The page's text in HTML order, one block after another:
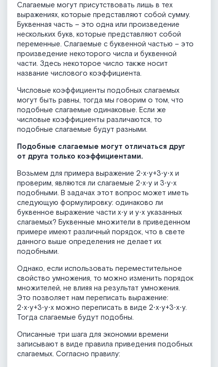
Слагаемые могут присутствовать лишь в тех
выражениях, которые представляют собой сумму.
Буквенная часть – это одна или произведение
нескольких букв, которые представляют собой
переменные. Слагаемые с буквенной частью – это
произведение некоторого числа и буквенной
части. Здесь некоторое число также носит
название числового коэффициента.
Числовые коэффициенты подобных слагаемых
могут быть равны, тогда мы говорим о том, что
подобные слагаемые одинаковые. Если же
числовые коэффициенты различаются, то
подобные слагаемые будут разными.
Подобные слагаемые могут отличаться друг
от друга только коэффициентами.
Возьмем для примера выражение 2⋅x⋅y+3⋅y⋅x и
проверим, являются ли слагаемые 2⋅x⋅y и 3⋅y⋅x
подобными. В задачах этот вопрос может иметь
следующую формулировку: одинаково ли
буквенное выражение части x⋅y и y⋅x указанных
слагаемых? Буквенные множители в приведенном
примере имеют различный порядок, что в свете
данного выше определения не делает их
подобными.
Однако, если использовать переместительное
свойство умножения, то можно изменить порядок
множителей, не влияя на результат умножения.
Это позволяет нам переписать выражение:
2⋅x⋅y+3⋅y⋅x можно переписать в виде 2⋅x⋅y+3⋅x⋅y.
Тогда слагаемые будут подобны.
Описанные три шага для экономии времени
записывают в виде правила приведения подобных
слагаемых. Согласно правилу: